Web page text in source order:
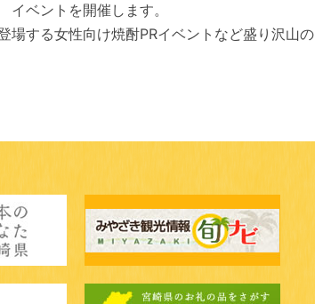
ベントを開催します。
場する女性向け焼酎PRイベントなど盛り沢山の